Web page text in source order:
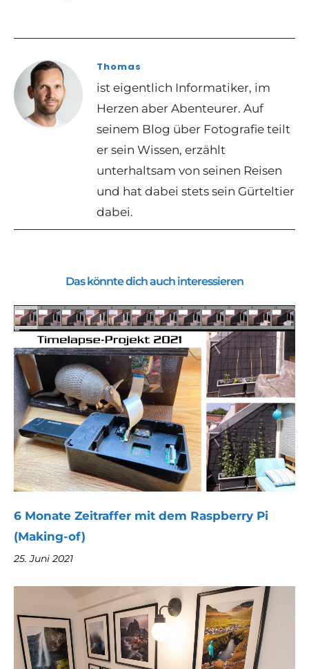
Thomas
ist eigentlich Informatiker, im
Herzen aber Abenteurer. Auf
seinem Blog über Fotografie teilt
er sein Wissen, erzählt
unterhaltsam von seinen Reisen
und hat dabei stets sein Gürteltier
dabei.
Das könnte dich auch interessieren
6 Monate Zeitraffer mit dem Raspberry Pi
(Making-of)
25. Juni 2021